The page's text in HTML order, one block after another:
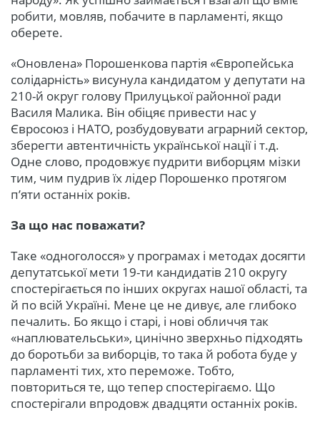
робити, мовляв, побачите в парламенті, якщо
оберете.
«Оновлена» Порошенкова партія «Європейська
солідарність» висунула кандидатом у депутати на
210-й округ голову Прилуцької районної ради
Василя Малика. Він обіцяє привести нас у
Євросоюз і НАТО, розбудовувати аграрний сектор,
зберегти автентичність української нації і т.д.
Одне слово, продовжує пудрити виборцям мізки
тим, чим пудрив їх лідер Порошенко протягом
п’яти останніх років.
За що нас поважати?
Таке «одноголосся» у програмах і методах досягти
депутатської мети 19-ти кандидатів 210 округу
спостерігається по інших округах нашої області, та
й по всій Україні. Мене це не дивує, але глибоко
печалить. Бо якщо і старі, і нові обличчя так
«наплювательськи», цинічно зверхньо підходять
до боротьби за виборців, то така й робота буде у
парламенті тих, хто переможе. Тобто,
повториться те, що тепер спостерігаємо. Що
спостерігали впродовж двадцяти останніх років.